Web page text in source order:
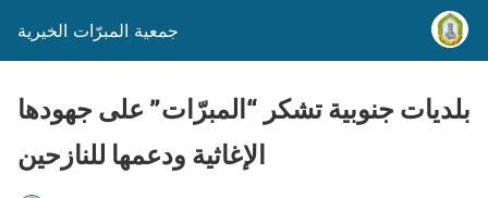
جمعية المبرّات الخيرية
بلديات جنوبية تشكر “المبرّات” على جهودها
الإغاثية ودعمها للنازحين